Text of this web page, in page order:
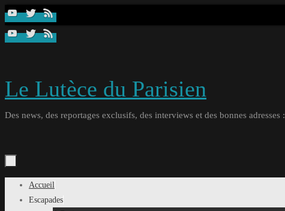
Passer
contenu
Le Lutèce du Parisien
Des news, des reportages exclusifs, des interviews et des bonnes
Passer
Accueil
Escapades